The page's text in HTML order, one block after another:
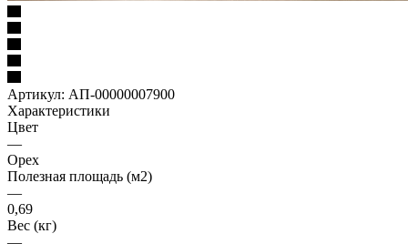
Артикул: АП-00000007900
Характеристики
Цвет
—
Орех
Полезная площадь (м2)
—
0,69
Вес (кг)